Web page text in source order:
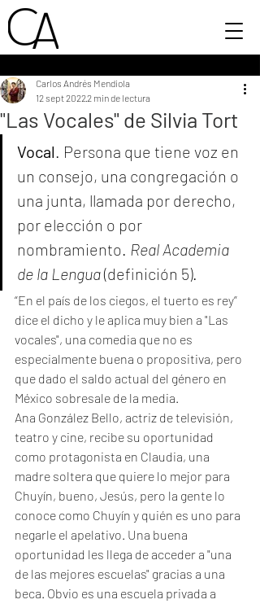
"Las Vocales" de Silvia Tort
Carlos Andrés Mendiola
12 sept 20222 min de lectura
Vocal. Persona que tiene voz en
un consejo, una congregación o
una junta, llamada por derecho,
por elección o por
nombramiento. Real Academia
de la Lengua (definición 5).
“En el país de los ciegos, el tuerto es rey”
dice el dicho y le aplica muy bien a "Las
vocales", una comedia que no es
especialmente buena o propositiva, pero
que dado el saldo actual del género en
México sobresale de la media.
Ana González Bello, actriz de televisión,
teatro y cine, recibe su oportunidad
como protagonista en Claudia, una
madre soltera que quiere lo mejor para
Chuyín, bueno, Jesús, pero la gente lo
conoce como Chuyín y quién es uno para
negarle el apelativo. Una buena
oportunidad les llega de acceder a "una
de las mejores escuelas" gracias a una
beca. Obvio es una escuela privada a